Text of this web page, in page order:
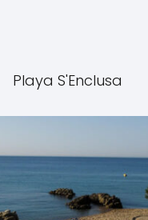
Playa S'Enclusa